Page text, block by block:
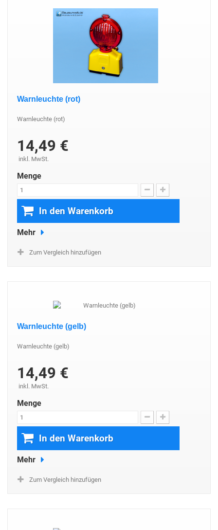
Warnleuchte (rot)
Warnleuchte (rot)
14,49 €
inkl. MwSt.
Menge
In den Warenkorb
Mehr
Zum Vergleich hinzufügen
Warnleuchte (gelb)
Warnleuchte (gelb)
14,49 €
inkl. MwSt.
Menge
In den Warenkorb
Mehr
Zum Vergleich hinzufügen